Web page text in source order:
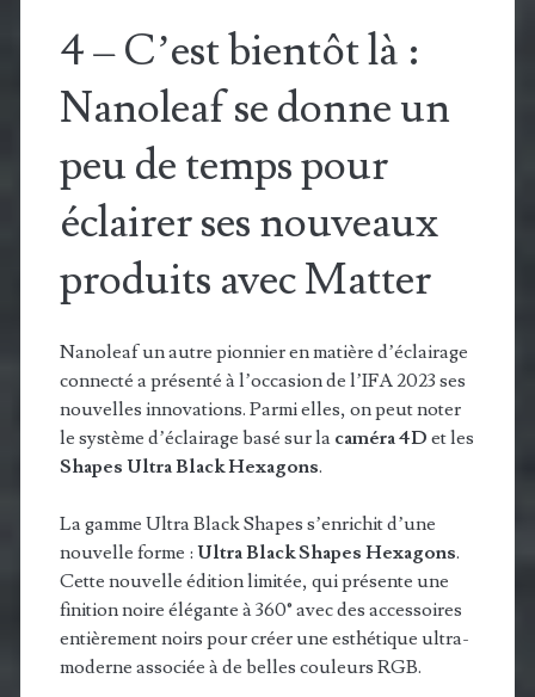
4 – C’est bientôt là :
Nanoleaf se donne un
peu de temps pour
éclairer ses nouveaux
produits avec Matter
Nanoleaf un autre pionnier en matière d’éclairage
connecté a présenté à l’occasion de l’IFA 2023 ses
nouvelles innovations. Parmi elles, on peut noter
le système d’éclairage basé sur la caméra 4D et les
Shapes Ultra Black Hexagons.
La gamme Ultra Black Shapes s’enrichit d’une
nouvelle forme : Ultra Black Shapes Hexagons.
Cette nouvelle édition limitée, qui présente une
finition noire élégante à 360° avec des accessoires
entièrement noirs pour créer une esthétique ultra-
moderne associée à de belles couleurs RGB.